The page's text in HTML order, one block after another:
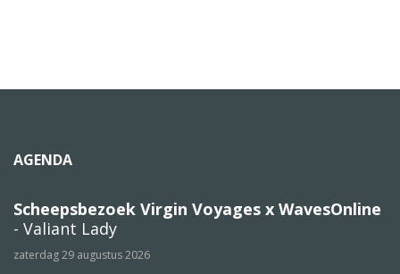
AGENDA
Scheepsbezoek Virgin Voyages x WavesOnline
- Valiant Lady
zaterdag 29 augustus 2026